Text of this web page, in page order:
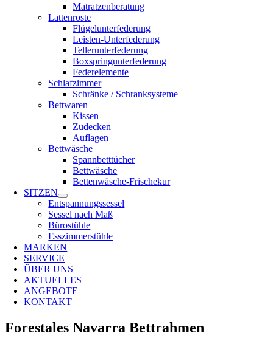
Matratzenberatung
Lattenroste
Flügelunterfederung
Leisten-Unterfederung
Tellerunterfederung
Boxspringunterfederung
Federelemente
Schlafzimmer
Schränke / Schranksysteme
Bettwaren
Kissen
Zudecken
Auflagen
Bettwäsche
Spannbetttücher
Bettwäsche
Bettenwäsche-Frischekur
SITZEN
Entspannungssessel
Sessel nach Maß
Bürostühle
Esszimmerstühle
MARKEN
SERVICE
ÜBER UNS
AKTUELLES
ANGEBOTE
KONTAKT
Forestales Navarra Bettrahmen